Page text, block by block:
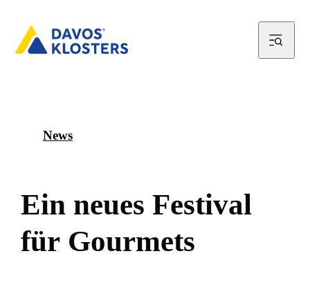
News
Ein neues Festival
für Gourmets